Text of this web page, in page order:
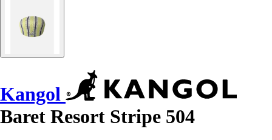
Kangol
Baret Resort Stripe 504